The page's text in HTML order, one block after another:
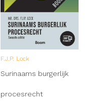
F.J.P. Lock
Surinaams burgerlijk
procesrecht